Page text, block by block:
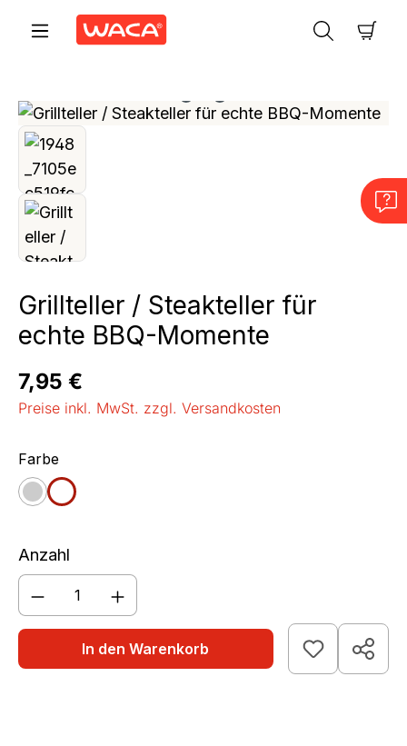
Zum Hauptinhalt springen
Bildergalerie überspringen
Grillteller / Steakteller für
echte BBQ-Momente
Regulärer Preis:
7,95 €
Preise inkl. MwSt. zzgl. Versandkosten
Farbeauswählen
granitweiß
Anzahl
Produkt Anzahl: Gib den
In den Warenkorb